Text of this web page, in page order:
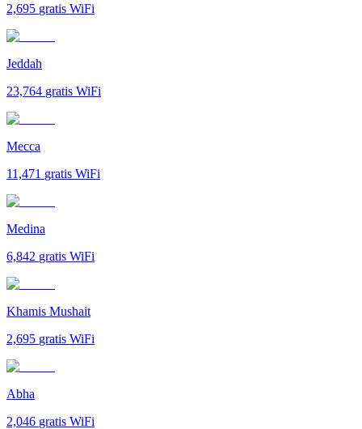
2,695 gratis WiFi
Jeddah
23,764 gratis WiFi
Mecca
11,471 gratis WiFi
Medina
6,842 gratis WiFi
Khamis Mushait
2,695 gratis WiFi
Abha
2,046 gratis WiFi